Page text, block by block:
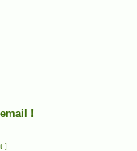
!
]